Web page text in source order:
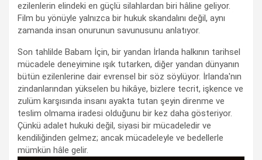
ezilenlerin elindeki en güçlü silahlardan biri hâline geliyor.
Film bu yönüyle yalnızca bir hukuk skandalını değil, aynı
zamanda insan onurunun savunusunu anlatıyor.
Son tahlilde Babam İçin, bir yandan İrlanda halkının tarihsel
mücadele deneyimine ışık tutarken, diğer yandan dünyanın
bütün ezilenlerine dair evrensel bir söz söylüyor. İrlanda'nın
zindanlarından yükselen bu hikâye, bizlere tecrit, işkence ve
zulüm karşısında insanı ayakta tutan şeyin direnme ve
teslim olmama iradesi olduğunu bir kez daha gösteriyor.
Çünkü adalet hukuki değil, siyasi bir mücadeledir ve
kendiliğinden gelmez; ancak mücadeleyle ve bedellerle
mümkün hâle gelir.